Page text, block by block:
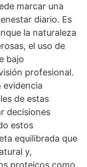
marcar una
diario. Es
la naturaleza
el uso de
bajo
profesional.
evidencia
de estas
decisiones
estos
equilibrada que
y,
proteicos como